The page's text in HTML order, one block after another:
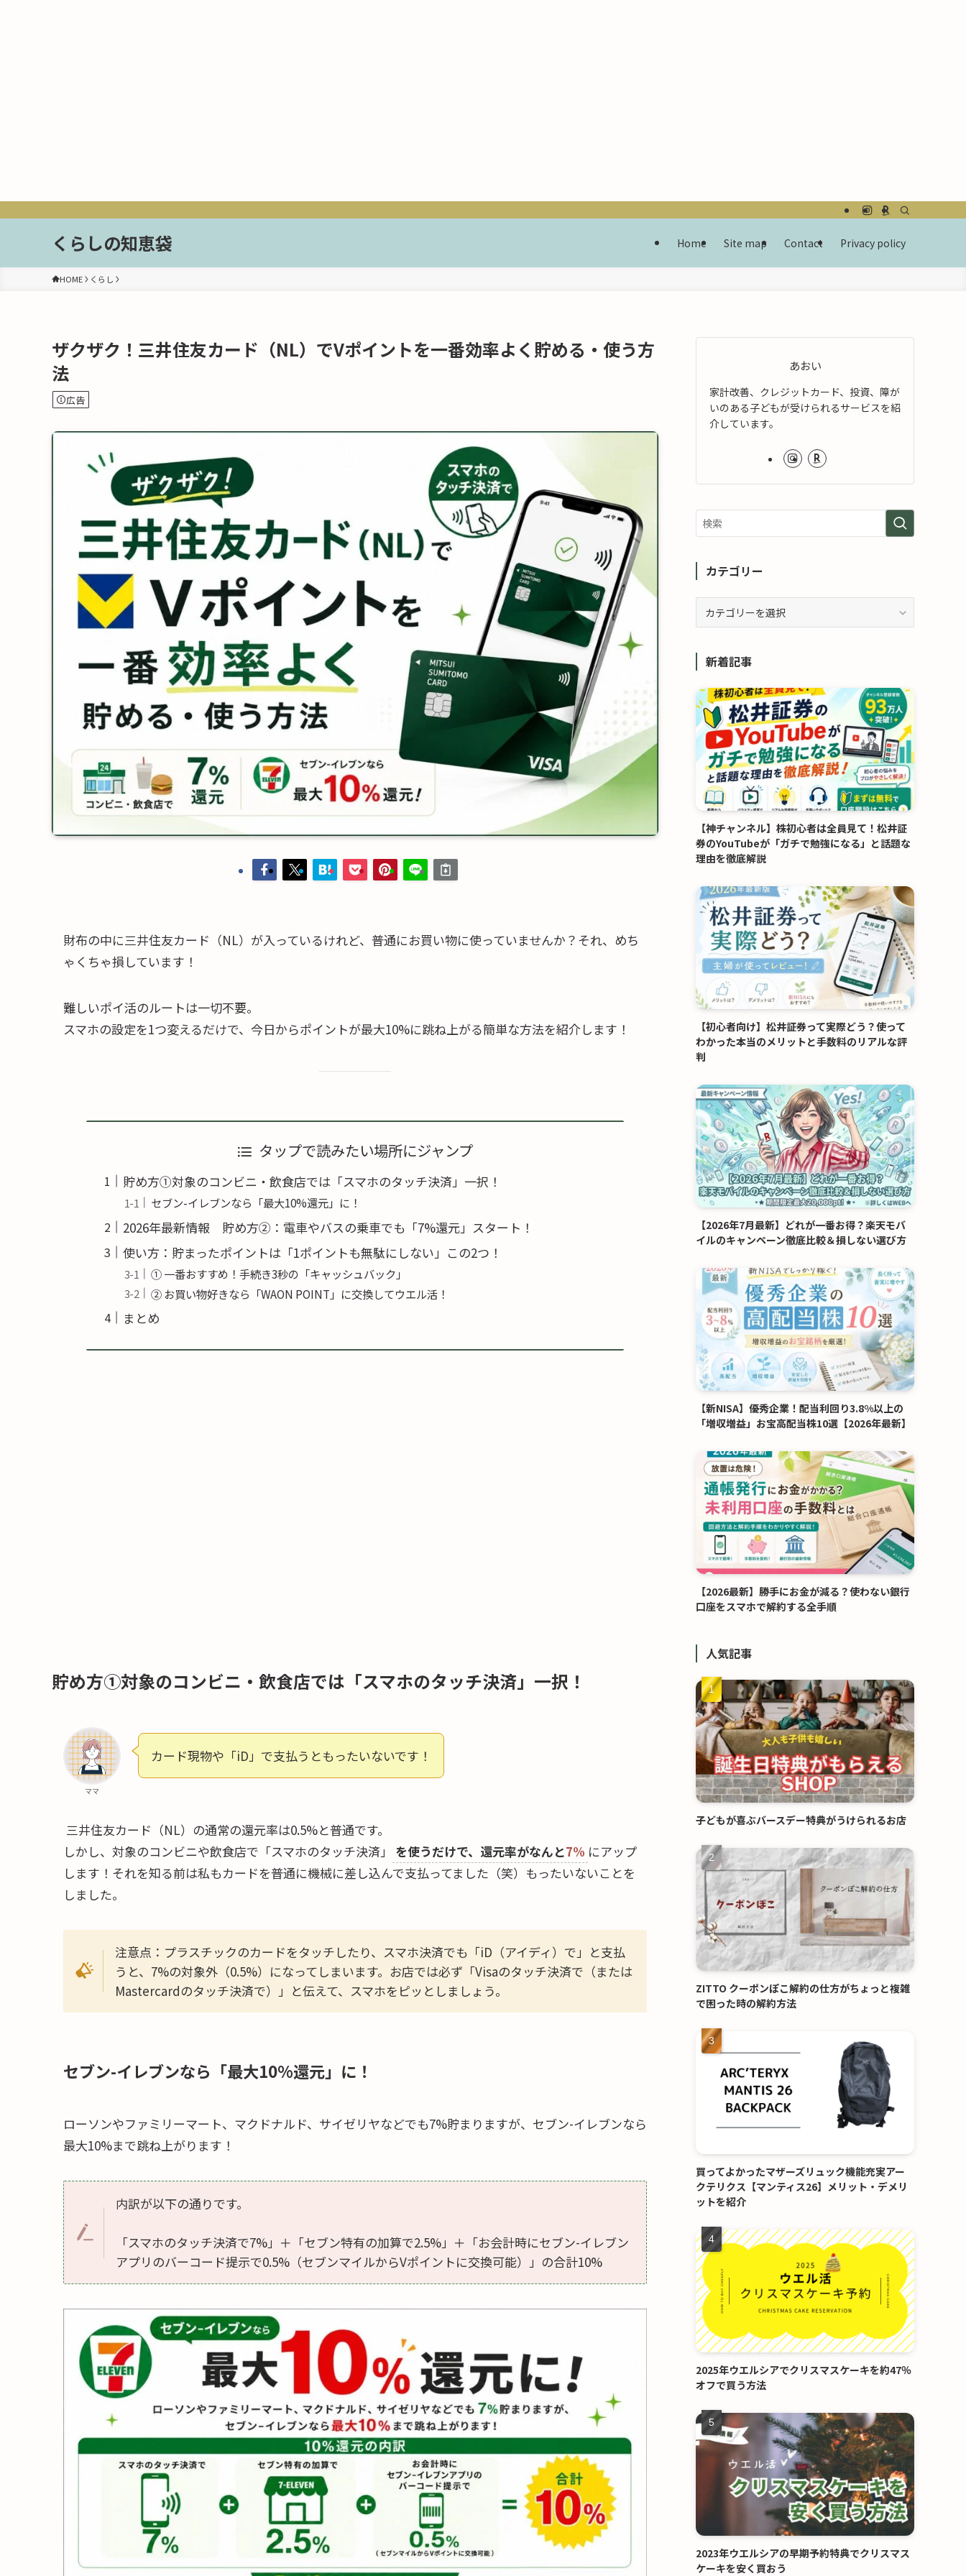
くらしの知恵袋 Home Site map Contact Privacy policy
HOME くらし
ザクザク！三井住友カード（NL）でVポイントを一番効率よく貯める・使う方
法
広告
財布の中に三井住友カード（NL）が入っているけれど、普通にお買い物に使っていませんか？それ、めち
ゃくちゃ損しています！
難しいポイ活のルートは一切不要。
スマホの設定を1つ変えるだけで、今日からポイントが最大10%に跳ね上がる簡単な方法を紹介します！
タップで読みたい場所にジャンプ
貯め方①対象のコンビニ・飲食店では「スマホのタッチ決済」一択！
セブン-イレブンなら「最大10%還元」に！
2026年最新情報 貯め方②：電車やバスの乗車でも「7%還元」スタート！
使い方：貯まったポイントは「1ポイントも無駄にしない」この2つ！
① 一番おすすめ！手続き3秒の「キャッシュバック」
② お買い物好きなら「WAON POINT」に交換してウエル活！
まとめ
貯め方①対象のコンビニ・飲食店では「スマホのタッチ決済」一択！
ママ
カード現物や「iD」で支払うともったいないです！
三井住友カード（NL）の通常の還元率は0.5%と普通です。
しかし、対象のコンビニや飲食店で「スマホのタッチ決済」
を使うだけで、還元率がなんと7% にアップ
します！それを知る前は私もカードを普通に機械に差し込んで支払ってました（笑）もったいないことを
しました。
注意点：プラスチックのカードをタッチしたり、スマホ決済でも「iD（アイディ）で」と支払
うと、7%の対象外（0.5%）になってしまいます。お店では必ず「Visaのタッチ決済で（または
Mastercardのタッチ決済で）」と伝えて、スマホをピッとしましょう。
セブン-イレブンなら「最大10%還元」に！
ローソンやファミリーマート、マクドナルド、サイゼリヤなどでも7%貯まりますが、セブン-イレブンなら
最大10%まで跳ね上がります！
内訳が以下の通りです。
「スマホのタッチ決済で7%」＋「セブン特有の加算で2.5%」＋「お会計時にセブン-イレブン
アプリのバーコード提示で0.5%（セブンマイルからVポイントに交換可能）」の合計10%
あおい
家計改善、クレジットカード、投資、障が
いのある子どもが受けられるサービスを紹
介しています。
カテゴリー
リ
ー 新着記事
【神チャンネル】株初心者は全員見て！松井証
券のYouTubeが「ガチで勉強になる」と話題な
理由を徹底解説
【初心者向け】松井証券って実際どう？使って
わかった本当のメリットと手数料のリアルな評
判
【2026年7月最新】どれが一番お得？楽天モバ
イルのキャンペーン徹底比較＆損しない選び方
【新NISA】優秀企業！配当利回り3.8%以上の
「増収増益」お宝高配当株10選【2026年最新】
【2026最新】勝手にお金が減る？使わない銀行
口座をスマホで解約する全手順
人気記事
子どもが喜ぶバースデー特典がうけられるお店
ZITTO クーポンぽこ解約の仕方がちょっと複雑
で困った時の解約方法
買ってよかったマザーズリュック機能充実アー
クテリクス【マンティス26】メリット・デメリ
ットを紹介
2025年ウエルシアでクリスマスケーキを約47％
オフで買う方法
2023年ウエルシアの早期予約特典でクリスマス
ケーキを安く買おう